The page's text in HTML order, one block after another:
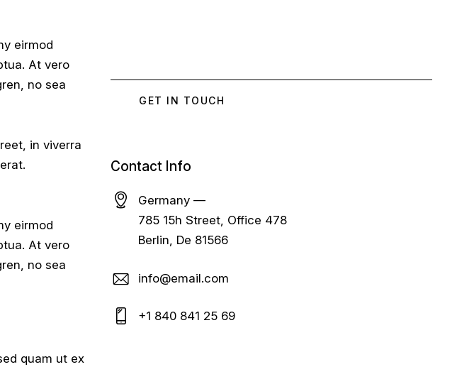
eirmod
At vero
no sea
in viverra
eirmod
At vero
no sea
quam ut ex
Contact Info
Germany —
785 15h Street, Office 478
Berlin, De 81566
info@email.com
+1 840 841 25 69